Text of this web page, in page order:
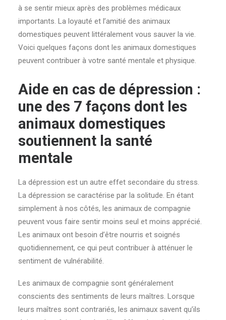
à se sentir mieux après des problèmes médicaux
importants. La loyauté et l’amitié des animaux
domestiques peuvent littéralement vous sauver la vie.
Voici quelques façons dont les animaux domestiques
peuvent contribuer à votre santé mentale et physique.
Aide en cas de dépression :
une des 7 façons dont les
animaux domestiques
soutiennent la santé
mentale
La dépression est un autre effet secondaire du stress.
La dépression se caractérise par la solitude. En étant
simplement à nos côtés, les animaux de compagnie
peuvent vous faire sentir moins seul et moins apprécié.
Les animaux ont besoin d’être nourris et soignés
quotidiennement, ce qui peut contribuer à atténuer le
sentiment de vulnérabilité.
Les animaux de compagnie sont généralement
conscients des sentiments de leurs maîtres. Lorsque
leurs maîtres sont contrariés, les animaux savent qu’ils